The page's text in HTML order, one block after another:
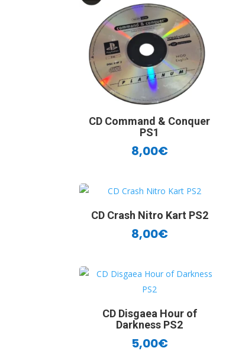
CD Command & Conquer
PS1
8,00€
CD Crash Nitro Kart PS2
8,00€
CD Disgaea Hour of
Darkness PS2
5,00€